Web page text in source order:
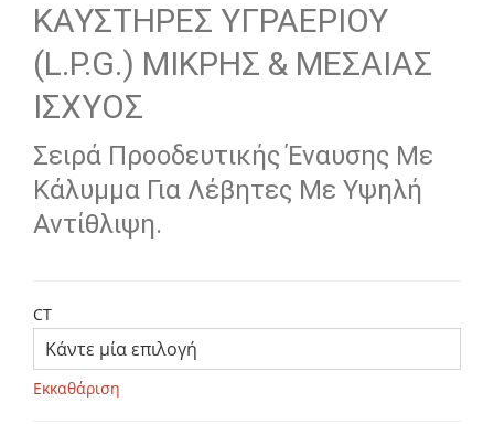
ΚΑΥΣΤΗΡΕΣ ΥΓΡΑΕΡΙΟΥ
(L.P.G.) ΜΙΚΡΗΣ & ΜΕΣΑΙΑΣ
ΙΣΧΥΟΣ
Σειρά Προοδευτικής Έναυσης Με
Κάλυμμα Για Λέβητες Με Υψηλή
Αντίθλιψη.
CT
Εκκαθάριση